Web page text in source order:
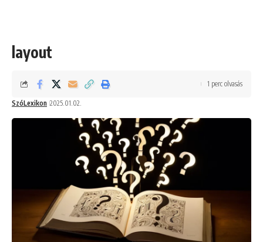
layout
SzóLexikon 2025.01.02.
1 perc olvasás